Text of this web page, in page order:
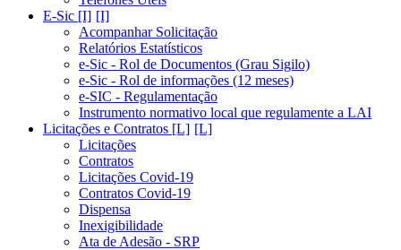
E-Sic [I]
Acompanhar Solicitação
Relatórios Estatísticos
e-Sic - Rol de Documentos (Grau Sigilo)
e-Sic - Rol de informações (12 meses)
e-SIC - Regulamentação
Instrumento normativo local que regulamente a LAI
Licitações e Contratos [L]
Licitações
Contratos
Licitações Covid-19
Contratos Covid-19
Dispensa
Inexigibilidade
Ata de Adesão - SRP